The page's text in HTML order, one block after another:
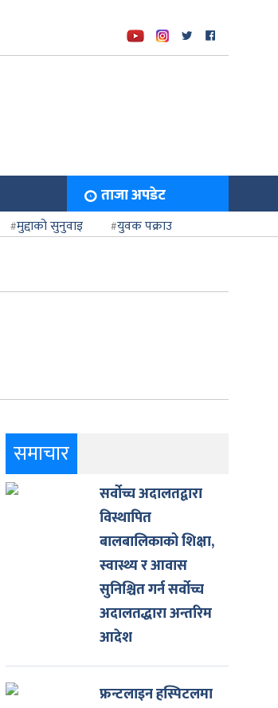
ताजा अपडेट
मुद्दाको सुनुवाइ
युवक पक्राउ
समाचार
सर्वोच्च अदालतद्वारा
विस्थापित
बालबालिकाको शिक्षा,
स्वास्थ्य र आवास
सुनिश्चित गर्न सर्वोच्च
अदालतद्धारा अन्तरिम
आदेश
फ्रन्टलाइन हस्पिटलमा